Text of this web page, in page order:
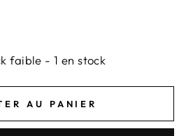
faible - 1 en stock
AU PANIER